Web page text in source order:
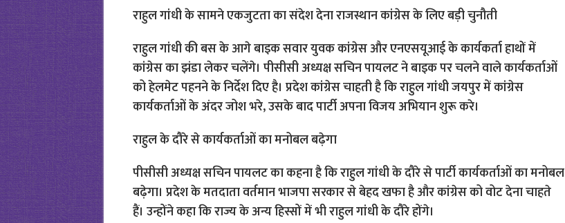
राहुल गांधी के सामने एकजुटता का संदेश देना राजस्थान कांग्रेस के लिए बड़ी चुनौती
राहुल गांधी की बस के आगे बाइक सवार युवक कांग्रेस और एनएसयूआई के कार्यकर्ता हाथों में
कांग्रेस का झंडा लेकर चलेंगे। पीसीसी अध्यक्ष सचिन पायलट ने बाइक पर चलने वाले कार्यकर्ताओं
को हेलमेट पहनने के निर्देश दिए है। प्रदेश कांग्रेस चाहती है कि राहुल गांधी जयपुर में कांग्रेस
कार्यकर्ताओं के अंदर जोश भरे, उसके बाद पार्टी अपना विजय अभियान शुरू करे।
राहुल के दौरे से कार्यकर्ताओं का मनोबल बढ़ेगा
पीसीसी अध्यक्ष सचिन पायलट का कहना है कि राहुल गांधी के दौरे से पार्टी कार्यकर्ताओं का मनोबल
बढ़ेगा। प्रदेश के मतदाता वर्तमान भाजपा सरकार से बेहद खफा है और कांग्रेस को वोट देना चाहते
हैं। उन्होंने कहा कि राज्य के अन्य हिस्सों में भी राहुल गांधी के दौरे होंगे।